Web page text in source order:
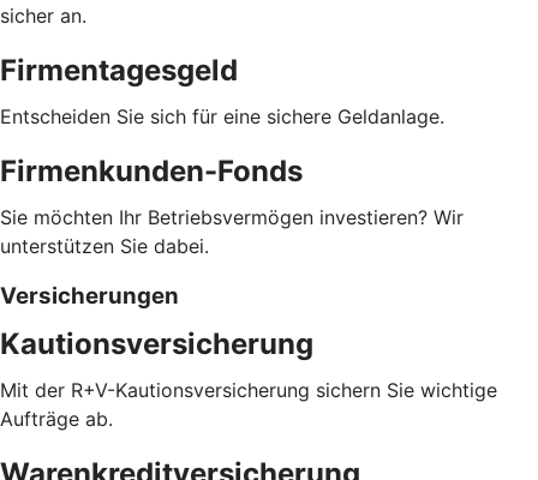
sicher an.
Firmentagesgeld
Entscheiden Sie sich für eine sichere Geldanlage.
Firmenkunden-Fonds
Sie möchten Ihr Betriebsvermögen investieren? Wir
unterstützen Sie dabei.
Versicherungen
Kautionsversicherung
Mit der R+V-Kautionsversicherung sichern Sie wichtige
Aufträge ab.
Warenkreditversicherung